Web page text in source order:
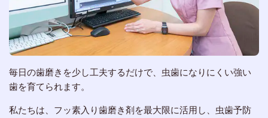
毎日の歯磨きを少し工夫するだけで、虫歯になりにくい強い
歯を育てられます。
私たちは、フッ素入り歯磨き剤を最大限に活用し、虫歯予防